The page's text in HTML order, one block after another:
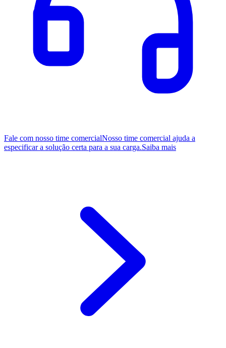
Fale com nosso time comercialNosso time comercial ajuda a
especificar a solução certa para a sua carga.Saiba mais